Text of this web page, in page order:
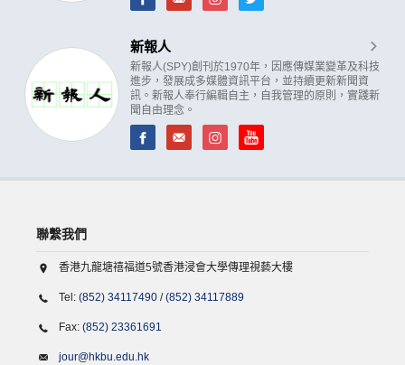
新報人
新報人(SPY)創刊於1970年，因應傳媒業變革及科技
進步，發展成多媒體資訊平台，並持續更新新聞資
訊。新報人奉行編輯自主，自我管理的原則，實踐新
聞自由理念。
聯繫我們
香港九龍塘禧福道5號香港浸會大學傳理視藝大樓
Tel: (852) 34117490 /(852) 34117889
Fax: (852) 23361691
jour@hkbu.edu.hk